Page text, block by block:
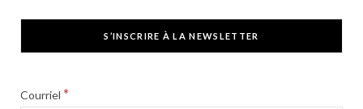
e w t
S’INSCRIRE À LA NEWSLETTER
Courriel *